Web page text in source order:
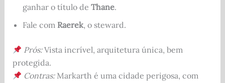
ganhar o título de Thane.
Fale com Raerek, o steward.
Prós:Vista incrível, arquitetura única, bem
protegida.
Contras:Markarth é uma cidade perigosa, com